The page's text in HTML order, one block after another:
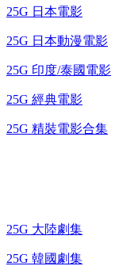
25G 日本電影
25G 日本動漫電影
25G 印度/泰國電影
25G 經典電影
25G 精裝電影合集
25G 大陸劇集
25G 韓國劇集